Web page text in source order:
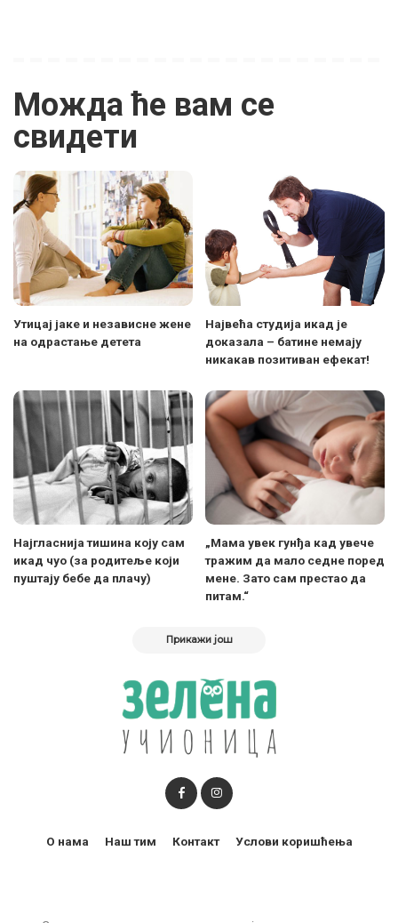
Можда ће вам се
свидети
Утицај јаке и независне жене
на одрастање детета
Највећа студија икад је
доказала – батине немају
никакав позитиван ефекат!
Најгласнија тишина коју сам
икад чуо (за родитеље који
пуштају бебе да плачу)
„Мама увек гунђа кад увече
тражим да мало седне поред
мене. Зато сам престао да
питам.“
Прикажи још
О нама Наш тим Контакт Услови коришћења